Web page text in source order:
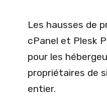
Les hausses de
cPanel et Plesk
pour les
propriétaires de
entier.